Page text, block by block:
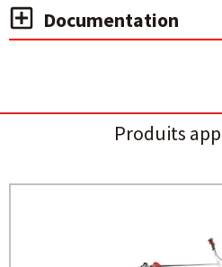
Documentation
Produits